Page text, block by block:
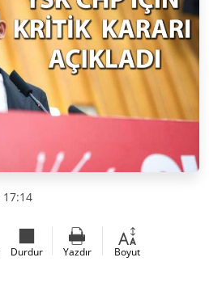
17:14
Durdur Yazdır Boyut